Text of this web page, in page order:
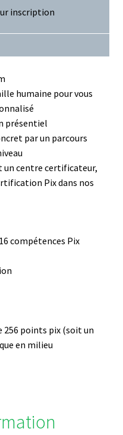
inscription
humaine pour vous
présentiel
par un parcours
un centre certificateur,
Pix dans nos
compétences Pix
256 points pix (soit un
en milieu